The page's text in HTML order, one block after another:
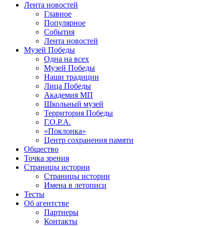
Лента новостей
Главное
Популярное
События
Лента новостей
Музей Победы
Одна на всех
Музей Победы
Наши традиции
Лица Победы
Академия МП
Школьный музей
Территория Победы
Г.О.Р.А.
«Поклонка»
Центр сохранения памяти
Общество
Точка зрения
Страницы истории
Страницы истории
Имена в летописи
Тесты
Об агентстве
Партнеры
Контакты